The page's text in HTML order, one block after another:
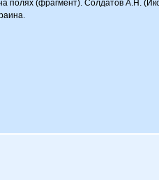
полях (фрагмент). Солдатов А.Н.